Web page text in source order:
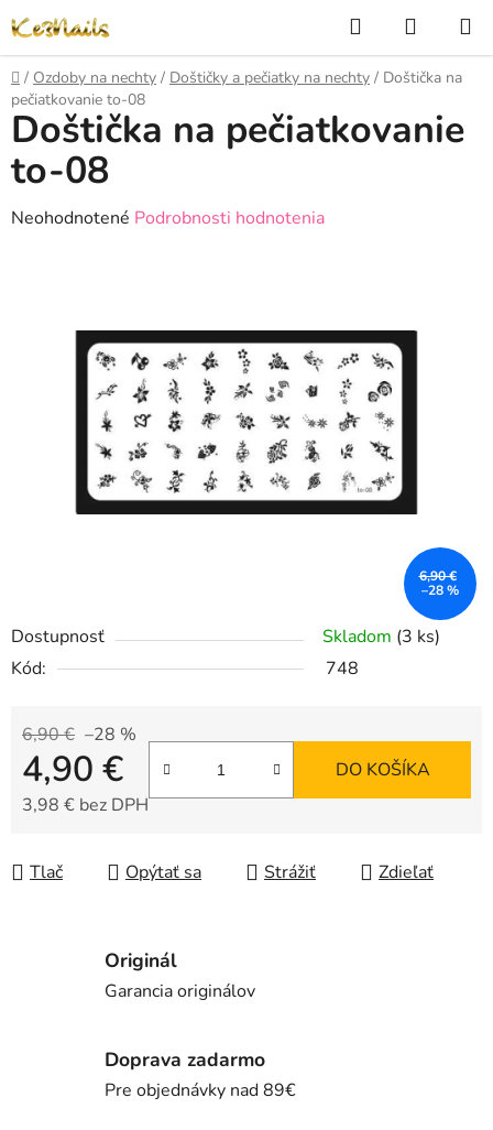
na
obsah
Hľadať
KOŠÍK
Domov
/ Ozdoby na nechty / Doštičky a pečiatky na nechty / Doštička na
pečiatkovanie to-08
Dostupnosť Skladom (3 ks)
Kód:
748
6,90 € –28 %
4,90 €
3,98 € bez DPH
DO KOŠÍKA
Tlač Opýtať sa Strážiť Zdieľať
Doštička na pečiatkovanie
to-08
Priemerné
Neohodnotené Podrobnosti hodnotenia
6,90 €
–28 %
Originál
Garancia originálov
Doprava zadarmo
Pre objednávky nad 89€